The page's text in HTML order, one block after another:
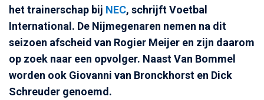
het trainerschap bij NEC, schrijft Voetbal
International. De Nijmegenaren nemen na dit
seizoen afscheid van Rogier Meijer en zijn daarom
op zoek naar een opvolger. Naast Van Bommel
worden ook Giovanni van Bronckhorst en Dick
Schreuder genoemd.